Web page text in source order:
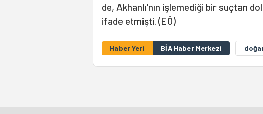
de, Akhanlı'nın işlemediği bir suçtan
ifade etmişti. (EÖ)
Haber Yeri BİA Haber Merkezi